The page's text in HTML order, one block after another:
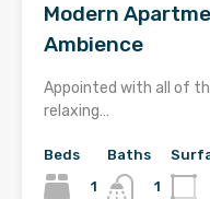
Modern
Ambience
Appointed with all of
relaxing…
Beds
1
Baths
1